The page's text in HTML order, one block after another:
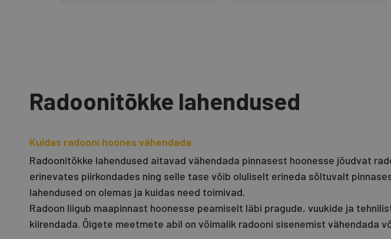
Radoonitõkke lahendused
Kuidas radooni hoones vähendada
Radoonitõkke lahendused aitavad vähendada pinnasest hoonesse jõudvat
erinevates piirkondades ning selle tase võib oluliselt erineda sõltuvalt
lahendused on olemas ja kuidas need toimivad.
Radoon liigub maapinnast hoonesse peamiselt läbi pragude, vuukide ja
kiirendada. Õigete meetmete abil on võimalik radooni sisenemist vähendada